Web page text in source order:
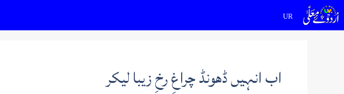
Skip
to
اب انہیں ڈھونڈ چراغِ رخِ زیبا لیکر